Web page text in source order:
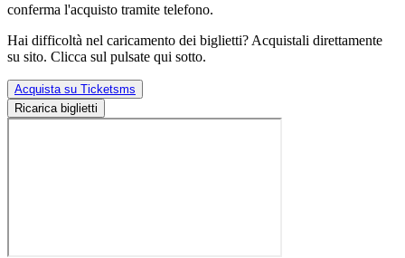
conferma l'acquisto tramite telefono.
Hai difficoltà nel caricamento dei biglietti? Acquistali direttamente
su sito. Clicca sul pulsate qui sotto.
Acquista su Ticketsms
Ricarica biglietti